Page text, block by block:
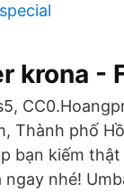
krona -
Thành phố
bạn kiếm
ngay nhé!